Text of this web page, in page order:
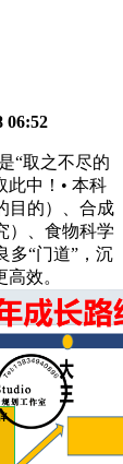
06:52
“取之不尽的
此中！• 本科
目的）、合成
）、食物科学
多“门道”，沉
效。